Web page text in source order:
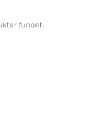
fundet.